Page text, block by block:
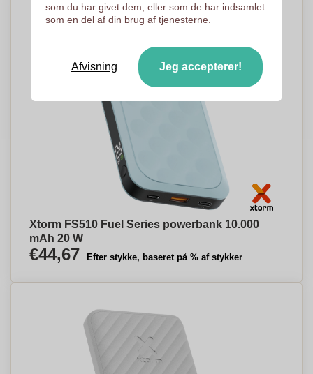
Xtorm FS510 Fuel Series powerbank 10.000
mAh 20 W
€44,67 Efter stykke, baseret på % af stykker
som du har givet dem, eller som de har indsamlet
som en del af din brug af tjenesterne.
Afvisning Jeg accepterer!